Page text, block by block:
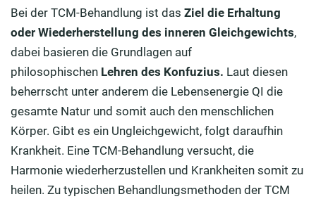
Bei der TCM-Behandlung ist das Ziel die Erhaltung
oder Wiederherstellung des inneren Gleichgewichts,
dabei basieren die Grundlagen auf
philosophischen Lehren des Konfuzius. Laut diesen
beherrscht unter anderem die Lebensenergie QI die
gesamte Natur und somit auch den menschlichen
Körper. Gibt es ein Ungleichgewicht, folgt daraufhin
Krankheit. Eine TCM-Behandlung versucht, die
Harmonie wiederherzustellen und Krankheiten somit zu
heilen. Zu typischen Behandlungsmethoden der TCM